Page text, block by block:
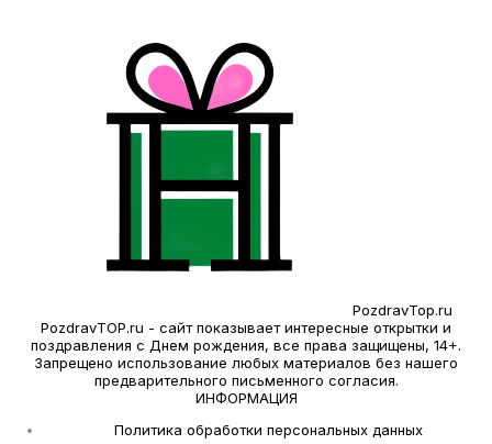
PozdravTop.ru
PozdravTOP.ru - сайт показывает интересные открытки и
поздравления с Днем рождения, все права защищены, 14+.
Запрещено использование любых материалов без нашего
предварительного письменного согласия.
ИНФОРМАЦИЯ
Политика обработки персональных данных